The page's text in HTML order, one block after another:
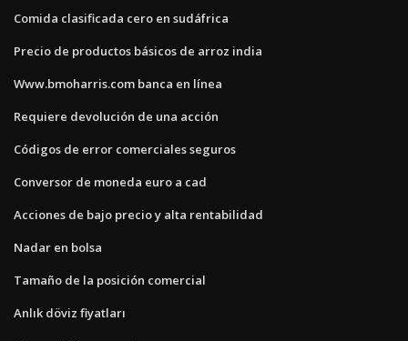
Comida clasificada cero en sudáfrica
Precio de productos básicos de arroz india
Www.bmoharris.com banca en línea
Requiere devolución de una acción
Códigos de error comerciales seguros
Conversor de moneda euro a cad
Acciones de bajo precio y alta rentabilidad
Nadar en bolsa
Tamaño de la posición comercial
Anlık döviz fiyatları